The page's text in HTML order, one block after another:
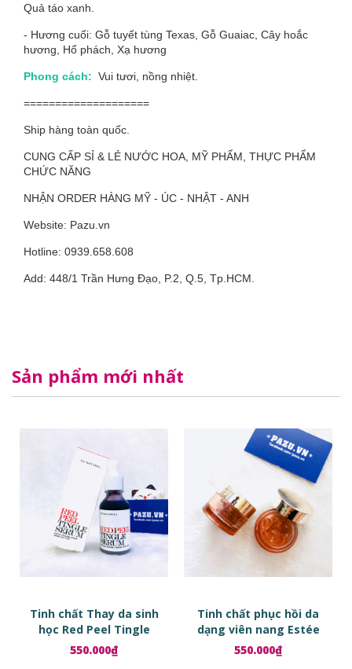
Quả táo xanh.
- Hương cuối: Gỗ tuyết tùng Texas, Gỗ Guaiac, Cây hoắc
hương, Hổ phách, Xạ hương
Phong cách: Vui tươi, nồng nhiệt.
====================
Ship hàng toàn quốc.
CUNG CẤP SỈ & LẺ NƯỚC HOA, MỸ PHẨM, THỰC PHẨM
CHỨC NĂNG
NHẬN ORDER HÀNG MỸ - ÚC - NHẬT - ANH
Website: Pazu.vn
Hotline: 0939.658.608
Add: 448/1 Trần Hưng Đạo, P.2, Q.5, Tp.HCM.
Sản phẩm mới nhất
Tinh chất Thay da sinh
học Red Peel Tingle
Serum
550.000₫
Tinh chất phục hồi da
dạng viên nang Estée
Lauder Advanced Night
Repair Ampoules
550.000₫